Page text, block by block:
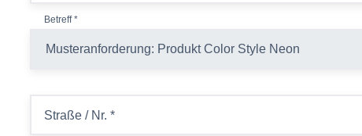
Betreff*
Straße / Nr. *